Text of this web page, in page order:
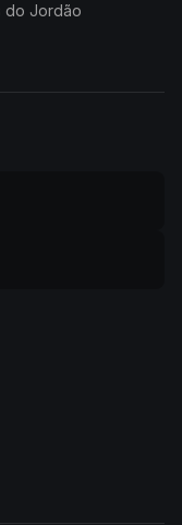
do Jordão